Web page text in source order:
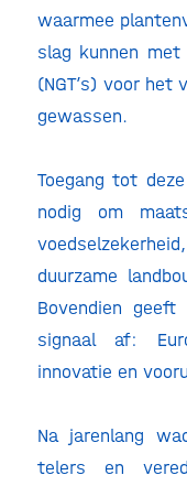
waarmee
slag kunnen met
(NGT’s) voor het
gewassen.
Toegang tot
nodig om
duurzame
Bovendien
signaal af:
innovatie en
Na jarenlang
telers en